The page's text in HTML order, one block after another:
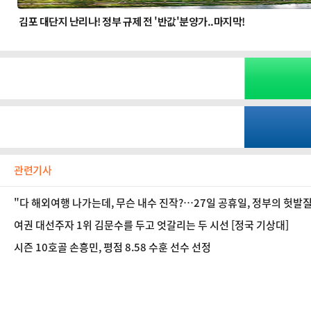
관련기사
"다 해외여행 나가는데, 무슨 내수 진작?…27일 공휴일, 정부의 헛발
여권 대선주자 1위 김문수를 두고 엇갈리는 두 시선 [정국 기상대]
시즌 10호골 손흥민, 평점 8.58 수훈 선수 선정